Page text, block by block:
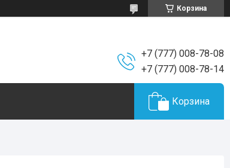
Корзина
+7 (777) 008-78-08
+7 (777) 008-78-14
Корзина